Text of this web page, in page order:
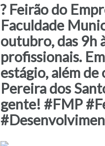
? Feirão do
Faculdade
outubro, das 9h
profissionais.
estágio, além
Pereira dos
gente! #FMP